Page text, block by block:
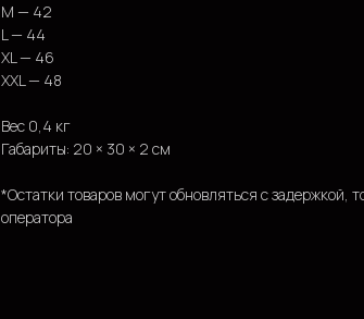
M — 42
L — 44
XL — 46
XXL — 48
Вес 0,4 кг
Габариты: 20 × 30 × 2 см
*Остатки товаров могут обновляться с задержкой,
оператора